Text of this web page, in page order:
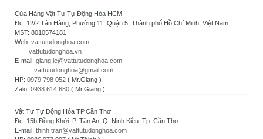
Cửa Hàng Vật Tư Tự Động Hóa HCM
Đc: 12/2 Tân Hàng, Phường 11, Quận 5, Thành phố Hồ Chí Minh, Việt Nam
MST: 8010574181
Web: vattutudonghoa.com
vattutudonghoa.vn
E-mail: giang.le@vattutudonghoa.com
vattutudonghoa@gmail.com
HP: 0979 798 052 ( Mr.Giang )
Zalo: 0938 614 680 ( Mr.Giang )
Vật Tư Tự Động Hóa TP.Cần Thơ
Đc: 15b Đồng Khởi. P. Tân An. Q. Ninh Kiều. Tp. Cần Thơ
E-mail: thinh.tran@vattutudonghoa.com